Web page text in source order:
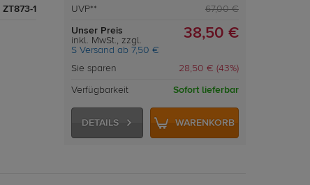
ZT873-1 UVP** 67,00 €
Unser Preis
inkl. MwSt., zzgl.
S Versand ab 7,50 €
38,50 €
Sie sparen 28,50 € (43%)
Verfügbarkeit Sofort lieferbar
DETAILS WARENKORB